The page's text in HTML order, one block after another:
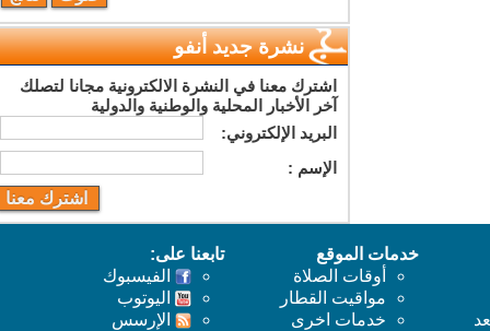
نشرة جديد أنفو
اشترك معنا في النشرة الالكترونية مجانا لتصلك
آخر الأخبار المحلية والوطنية والدولية
البريد اﻹلكتروني:
اﻹسم :
خدمات الموقع
أوقات الصلاة
مواقيت القطار
خدمات اخرى
تابعنا على:
الفيسبوك
اليوتوب
اﻹرسس